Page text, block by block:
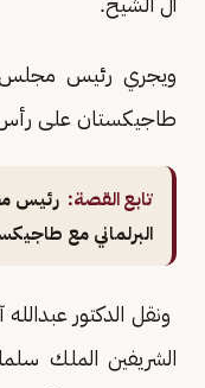
ويجري رئيس مجلس
طاجيكستان على
تابع القصة: رئيس
البرلماني مع
ونقل الدكتور
الشريفين الملك